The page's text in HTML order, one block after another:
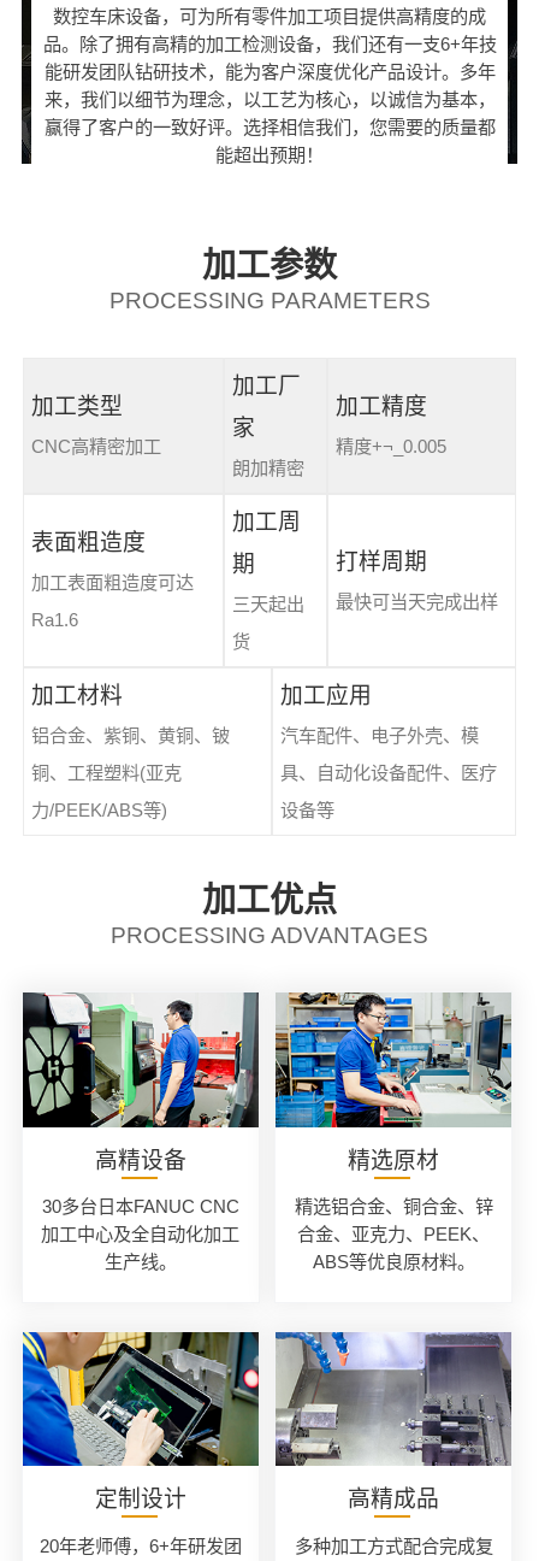
数控车床设备，可为所有零件加工项目提供高精度的成
品。除了拥有高精的加工检测设备，我们还有一支6+年技
能研发团队钻研技术，能为客户深度优化产品设计。多年
来，我们以细节为理念，以工艺为核心，以诚信为基本，
赢得了客户的一致好评。选择相信我们，您需要的质量都
能超出预期！
加工参数
PROCESSING PARAMETERS
加工类型
CNC高精密加工
加工厂
家
朗加精密
加工精度
精度+¬_0.005
表面粗造度
加工表面粗造度可达
Ra1.6
加工周
期
三天起出
货
打样周期
最快可当天完成出样
加工材料
铝合金、紫铜、黄铜、铍
铜、工程塑料(亚克
力/PEEK/ABS等)
加工应用
汽车配件、电子外壳、模
具、自动化设备配件、医疗
设备等
加工优点
PROCESSING ADVANTAGES
高精设备
30多台日本FANUC CNC
加工中心及全自动化加工
生产线。
精选原材
精选铝合金、铜合金、锌
合金、亚克力、PEEK、
ABS等优良原材料。
定制设计
20年老师傅，6+年研发团
高精成品
多种加工方式配合完成复